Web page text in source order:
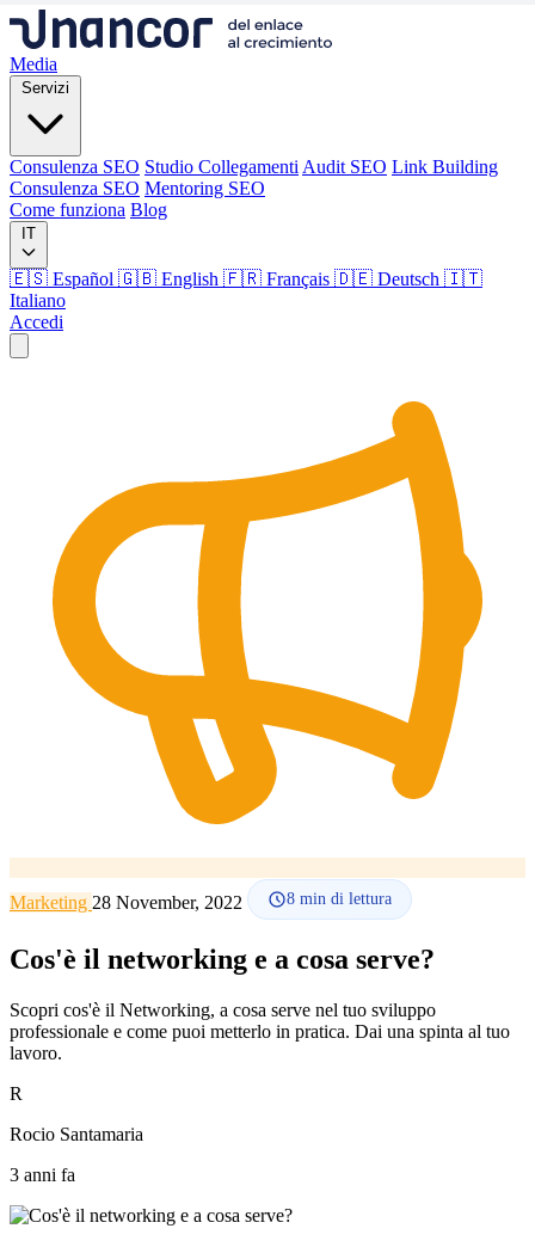
Media
Servizi
Consulenza SEO Studio Collegamenti Audit SEO Link Building
Consulenza SEO Mentoring SEO
Come funziona Blog
IT
🇪🇸 Español 🇬🇧 English 🇫🇷 Français 🇩🇪 Deutsch 🇮🇹
Italiano
Accedi
Studio CollegamentiAudit SEO
Link Building
Consulenza SEO
Come funziona
Lingua
🇪🇸 ES
🇬🇧 EN 🇫🇷 FR 🇩🇪 DE
Accedi
Marketing 28 November, 2022 8 min di lettura
Cos'è il networking e a cosa serve?
Scopri cos'è il Networking, a cosa serve nel tuo sviluppo
professionale e come puoi metterlo in pratica. Dai una spinta al tuo
lavoro.
R
Rocio Santamaria
3 anni fa